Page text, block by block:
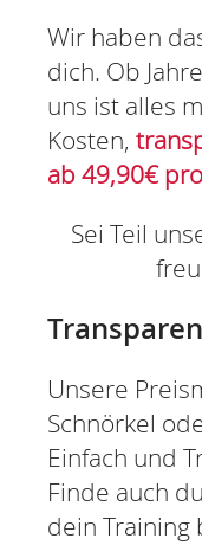
Wir haben
dich. Ob
uns ist alles
Kosten,
ab 49,90€
Sei Teil
Unsere
Schnörkel
Einfach und
Finde auch
dein Training